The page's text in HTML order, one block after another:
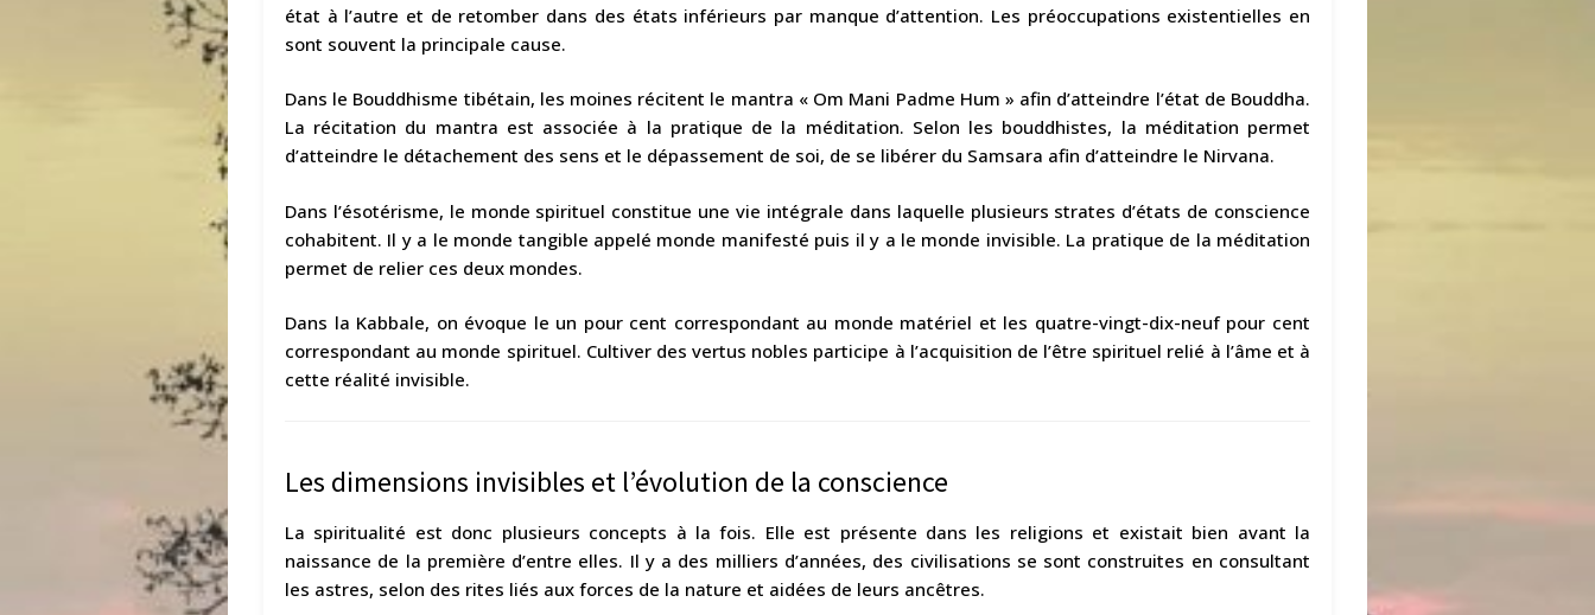
état à l’autre et de retomber dans des états inférieurs par manque d’attention. Les préoccupations existentielles en
sont souvent la principale cause.
Dans le Bouddhisme tibétain, les moines récitent le mantra « Om Mani Padme Hum » afin d’atteindre l’état de Bouddha.
La récitation du mantra est associée à la pratique de la méditation. Selon les bouddhistes, la méditation permet
d’atteindre le détachement des sens et le dépassement de soi, de se libérer du Samsara afin d’atteindre le Nirvana.
Dans l’ésotérisme, le monde spirituel constitue une vie intégrale dans laquelle plusieurs strates d’états de conscience
cohabitent. Il y a le monde tangible appelé monde manifesté puis il y a le monde invisible. La pratique de la méditation
permet de relier ces deux mondes.
Dans la Kabbale, on évoque le un pour cent correspondant au monde matériel et les quatre-vingt-dix-neuf pour cent
correspondant au monde spirituel. Cultiver des vertus nobles participe à l’acquisition de l’être spirituel relié à l’âme et à
cette réalité invisible.
Les dimensions invisibles et l’évolution de la conscience
La spiritualité est donc plusieurs concepts à la fois. Elle est présente dans les religions et existait bien avant la
naissance de la première d’entre elles. Il y a des milliers d’années, des civilisations se sont construites en consultant
les astres, selon des rites liés aux forces de la nature et aidées de leurs ancêtres.